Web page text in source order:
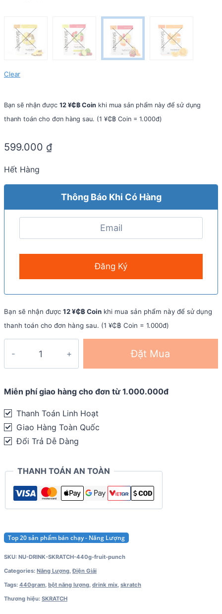
Clear
Bạn sẽ nhận được 12 ¥₵฿ Coin khi mua sản phẩm này để sử dụng
thanh toán cho đơn hàng sau. (1 ¥₵฿ Coin = 1.000đ)
599.000 ₫
Hết Hàng
Thông Báo Khi Có Hàng
Bạn sẽ nhận được 12 ¥₵฿ Coin khi mua sản phẩm này để sử dụng
thanh toán cho đơn hàng sau. (1 ¥₵฿ Coin = 1.000đ)
bổ
điện
giải
Skratch
Sport
Drink
Mix
Đặt Mua
Miễn phí giao hàng cho đơn từ 1.000.000đ
Thanh Toán Linh Hoạt
Giao Hàng Toàn Quốc
Đổi Trả Dễ Dàng
THANH TOÁN AN TOÀN
Top 20 sản phẩm bán chạy - Năng Lượng
SKU: NU-DRINK-SKRATCH-440g-fruit-punch
Categories: Năng Lượng,Điện Giải
Tags: 440gram, bột năng lượng, drink mix, skratch
Thương hiệu: SKRATCH